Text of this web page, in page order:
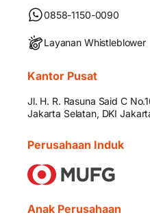
0858-1150-0090
Layanan Whistleblower
Kantor Pusat
Jl. H. R. Rasuna Said C
Jakarta Selatan, DKI
Perusahaan Induk
Anak Perusahaan